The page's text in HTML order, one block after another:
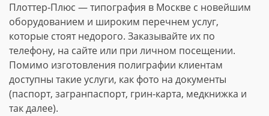
Плоттер-Плюс — типография в Москве с новейшим
оборудованием и широким перечнем услуг,
которые стоят недорого. Заказывайте их по
телефону, на сайте или при личном посещении.
Помимо изготовления полиграфии клиентам
доступны такие услуги, как фото на документы
(паспорт, загранпаспорт, грин-карта, медкнижка и
так далее).